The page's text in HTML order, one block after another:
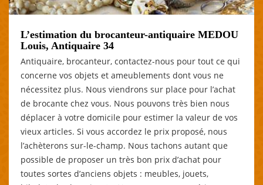
L’estimation du brocanteur-antiquaire MEDOU
Louis, Antiquaire 34
Antiquaire, brocanteur, contactez-nous pour tout ce qui
concerne vos objets et ameublements dont vous ne
nécessitez plus. Nous viendrons sur place pour l’achat
de brocante chez vous. Nous pouvons très bien nous
déplacer à votre domicile pour estimer la valeur de vos
vieux articles. Si vous accordez le prix proposé, nous
l’achèterons sur-le-champ. Nous tachons autant que
possible de proposer un très bon prix d’achat pour
toutes sortes d’anciens objets : meubles, jouets,